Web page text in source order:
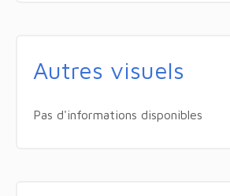
Autres visuels
Pas d'informations disponibles